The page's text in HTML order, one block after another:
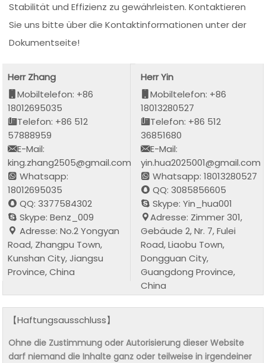
Stabilität und Effizienz zu gewährleisten. Kontaktieren
Sie uns bitte über die Kontaktinformationen unter der
Dokumentseite!
Herr Zhang
Mobiltelefon: +86
18012695035
Telefon: +86 512
57888959
E-Mail:
king.zhang2505@gmail.com
Whatsapp:
18012695035
QQ: 3377584302
Skype: Benz_009
Adresse: No.2 Yongyan
Road, Zhangpu Town,
Kunshan City, Jiangsu
Province, China
Herr Yin
Mobiltelefon: +86
18013280527
Telefon: +86 512
36851680
E-Mail:
yin.hua2025001@gmail.com
Whatsapp: 18013280527
QQ: 3085856605
Skype: Yin_hua001
Adresse: Zimmer 301,
Gebäude 2, Nr. 7, Fulei
Road, Liaobu Town,
Dongguan City,
Guangdong Province,
China
【Haftungsausschluss】
Ohne die Zustimmung oder Autorisierung dieser Website
darf niemand die Inhalte ganz oder teilweise in irgendeiner